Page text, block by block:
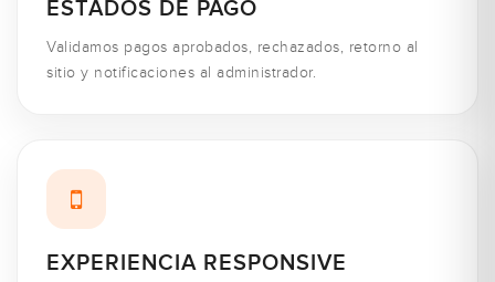
ESTADOS DE PAGO
Validamos pagos aprobados, rechazados, retorno al
sitio y notificaciones al administrador.
EXPERIENCIA RESPONSIVE